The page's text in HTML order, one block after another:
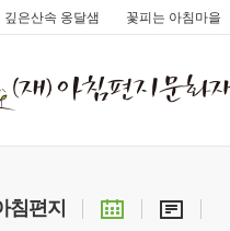
깊은산속 옹달샘 꽃피는 아침마을
침편지